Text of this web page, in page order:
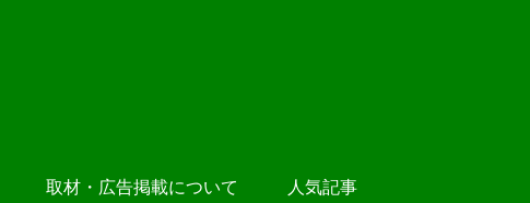
取材・広告掲載について 人気記事